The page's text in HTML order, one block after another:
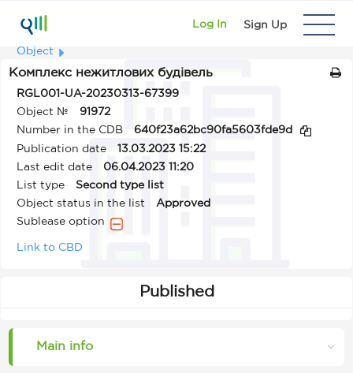
Log In Sign Up
Object
Комплекс нежитлових будівель
RGL001-UA-20230313-67399
Object №
91972
Number in the CDB
640f23a62bc90fa5603fde9d
Publication date
13.03.2023 15:22
Last edit date
06.04.2023 11:20
List type
Second type list
Object status in the list
Approved
Sublease option
Link to CBD
Published
Main info